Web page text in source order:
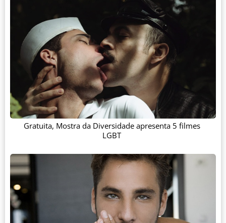
Gratuita, Mostra da Diversidade apresenta 5 filmes
LGBT